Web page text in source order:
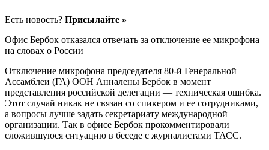
Есть новость? Присылайте »
Офис Бербок отказался отвечать за отключение ее микрофона
на словах о России
Отключение микрофона председателя 80-й Генеральной
Ассамблеи (ГА) ООН Анналены Бербок в момент
представления российской делегации — техническая ошибка.
Этот случай никак не связан со спикером и ее сотрудниками,
а вопросы лучше задать секретариату международной
организации. Так в офисе Бербок прокомментировали
сложившуюся ситуацию в беседе с журналистами ТАСС.